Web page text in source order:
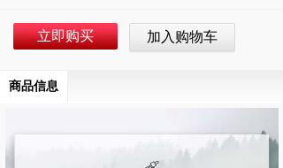
立即购买 加入购物车
商品信息